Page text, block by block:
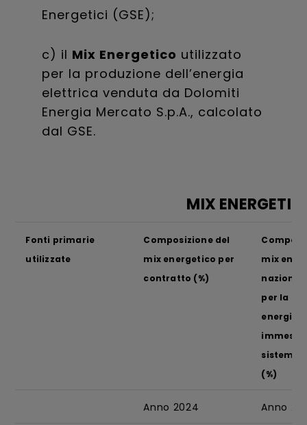
Energetici (GSE);
c) il Mix Energetico utilizzato
per la produzione dell’energia
elettrica venduta da Dolomiti
Energia Mercato S.p.A., calcolato
dal GSE.
MIX
Fonti primarie
utilizzate
Composizione del
mix energetico per
contratto (%)
mix
per la
energia
sistema
(%)
Anno 2024 Anno